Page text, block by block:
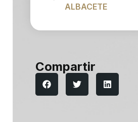
ALBACETE
Compartir